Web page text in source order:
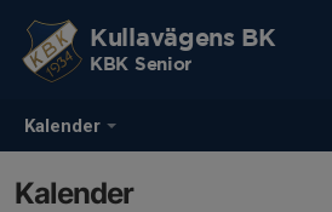
Kalender
Kullavägens BK
KBK Senior
Kalender